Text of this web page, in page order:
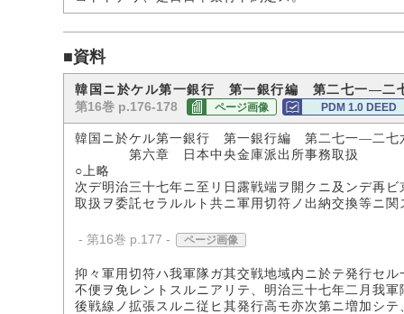
■資料
韓国ニ於ケル第一銀行 第一銀行編 第二七一―二
第16巻 p.176-178 ページ画像 PDM 1.0 DEED
韓国ニ於ケル第一銀行 第一銀行編 第二七一―二七
第六章 日本中央金庫派出所事務取扱
○上略
次デ明治三十七年ニ至リ日露戦端ヲ開クニ及ンデ再
取扱ヲ委託セラルルト共ニ軍用切符ノ出納交換等ニ
- 第16巻 p.177 - ページ画像
抑々軍用切符ハ我軍隊ガ其交戦地域内ニ於テ発行セ
不便ヲ免レントスルニアリテ、明治三十七年二月我
後戦線ノ拡張スルニ従ヒ其発行高モ亦次第ニ増加シ